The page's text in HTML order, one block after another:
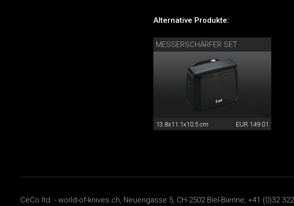
Alternative Produkte:
MESSERSCHÄRFER SET
13.8x11.1x10.5 cm EUR 149.01
CeCo ltd. - world-of-knives.ch, Neuengasse 5, CH-2502 Biel-Bienne, +41 (0)32